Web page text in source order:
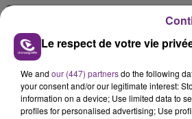
nucléaire ardennaise est à
justifiée par la sécheresse
présente.
Le respect de votre vie
We and our (447) partnersdo the following
your consent and/or our legitimate interest:
information on a device; Use limited data to
profiles for personalised advertising; Use